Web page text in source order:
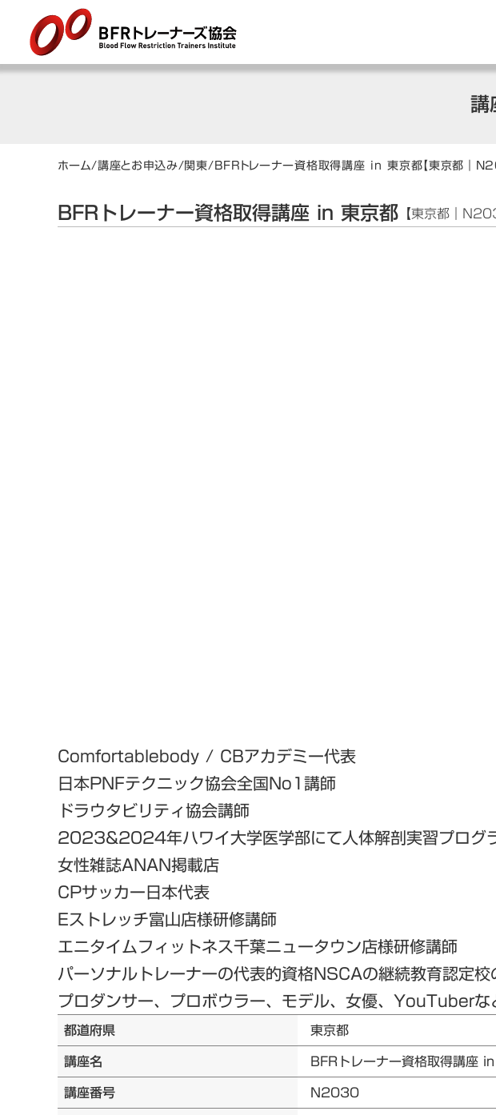
ホーム/講座とお申込み/関東/BFRトレーナー資格取得講座 in 東京都【東京都｜
BFRトレーナー資格取得講座 in 東京都 【東京都｜
Comfortablebody / CBアカデミー代表
日本PNFテクニック協会全国No1講師
ドラウタビリティ協会講師
2023&2024年ハワイ大学医学部にて人体解剖実習プログ
女性雑誌ANAN掲載店
CPサッカー日本代表
Eストレッチ富山店様研修講師
エニタイムフィットネス千葉ニュータウン店様研修講師
パーソナルトレーナーの代表的資格NSCAの継続教育認定
プロダンサー、プロボウラー、モデル、女優、YouTuber
都道府県
東京都
講座名
BFRトレーナー資格取得講座
講座番号
N2030